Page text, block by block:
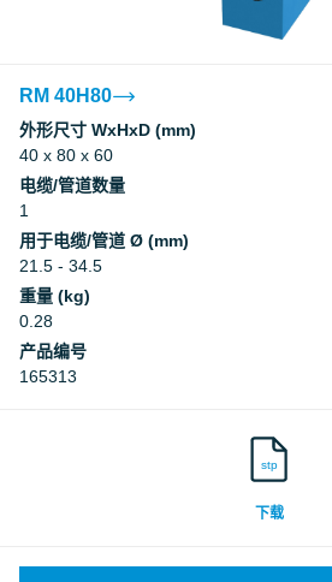
RM 40H80
外形尺寸 WxHxD (mm)
40 x 80 x 60
电缆/管道数量
1
用于电缆/管道 Ø (mm)
21.5 - 34.5
重量 (kg)
0.28
产品编号
165313
stp
下载